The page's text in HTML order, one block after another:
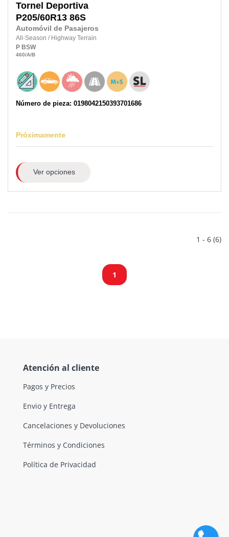
Tornel Deportiva
P205/60R13 86S
Automóvil de Pasajeros
All-Season / Highway Terrain
P BSW
460/A/B
Número de pieza: 0198042150393701686
Próximamente
Ver opciones
1 - 6 (6)
1
Atención al cliente
Pagos y Precios
Envio y Entrega
Cancelaciones y Devoluciones
Términos y Condiciones
Política de Privacidad